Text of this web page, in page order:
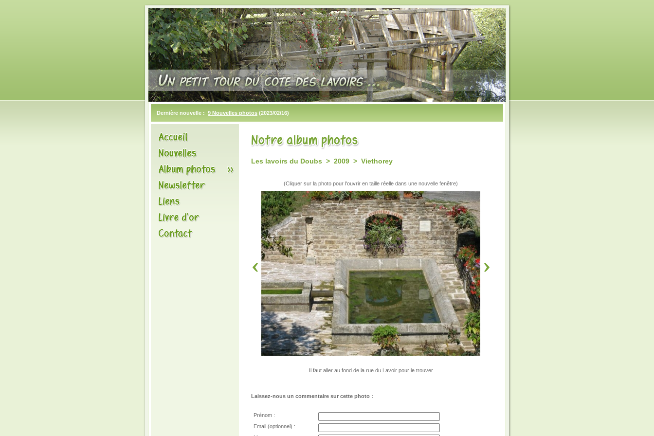
Dernière nouvelle : 9 Nouvelles photos (2023/02/16)
Les lavoirs du Doubs > 2009 > Viethorey
(Cliquer sur la photo pour l'ouvrir en taille réelle dans une nouvelle fenêtre)
Il faut aller au fond de la rue du Lavoir pour le trouver
Laissez-nous un commentaire sur cette photo :
Prénom :
Email (optionnel) :